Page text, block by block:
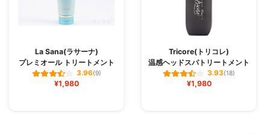
La Sana(ラサーナ)
プレミオール トリートメント
3.96(9)
¥1,980
Tricore(トリコレ)
温感ヘッドスパトリートメント
3.93(18)
¥1,980